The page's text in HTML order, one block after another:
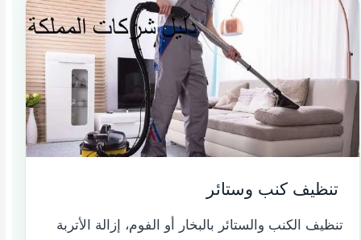
️ تنظيف كنب وستائر
تنظيف الكنب والستائر بالبخار أو الفوم، إزالة الأتربة